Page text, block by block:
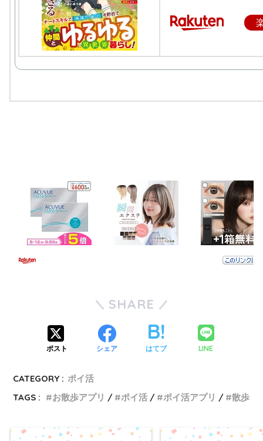
SHARE
ポスト シェア はてブ LINE
CATEGORY : ポイ活
TAGS :
お散歩アプリ ポイ活 ポイ活アプリ 散歩